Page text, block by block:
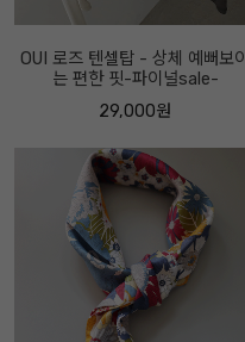
OUI 로즈 텐셀탑 - 상체 예뻐보이
는 편한 핏-파이널sale-
29,000원